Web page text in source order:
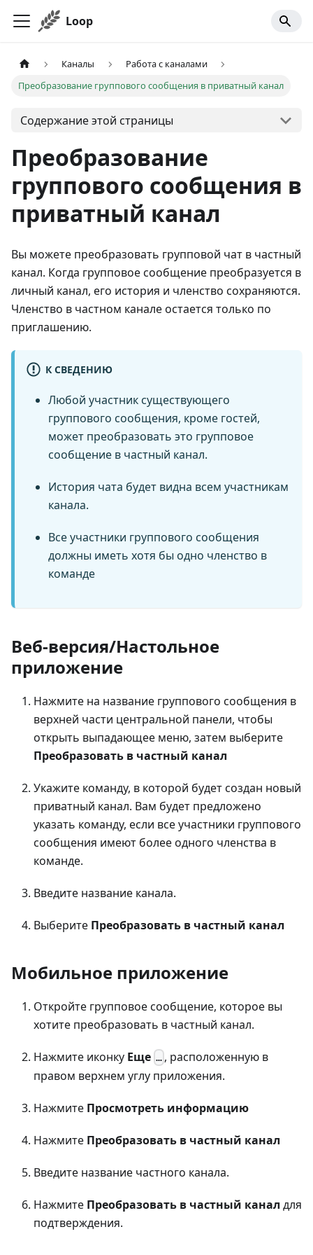
Loop
Каналы
Работа с каналами
Преобразование группового сообщения в приватный канал
Содержание этой страницы
Преобразование
группового сообщения в
приватный канал
Вы можете преобразовать групповой чат в частный
канал. Когда групповое сообщение преобразуется в
личный канал, его история и членство сохраняются.
Членство в частном канале остается только по
приглашению.
К СВЕДЕНИЮ
Любой участник существующего
группового сообщения, кроме гостей,
может преобразовать это групповое
сообщение в частный канал.
История чата будет видна всем участникам
канала.
Все участники группового сообщения
должны иметь хотя бы одно членство в
команде
Веб-версия/Настольное
приложение
Нажмите на название группового сообщения в
верхней части центральной панели, чтобы
открыть выпадающее меню, затем выберите
Преобразовать в частный канал
Укажите команду, в которой будет создан новый
приватный канал. Вам будет предложено
указать команду, если все участники группового
сообщения имеют более одного членства в
команде.
Введите название канала.
Выберите Преобразовать в частный канал
Мобильное приложение
Откройте групповое сообщение, которое вы
хотите преобразовать в частный канал.
Нажмите иконку Еще … , расположенную в
правом верхнем углу приложения.
Нажмите Просмотреть информацию
Нажмите Преобразовать в частный канал
Введите название частного канала.
Нажмите Преобразовать в частный канал для
подтверждения.